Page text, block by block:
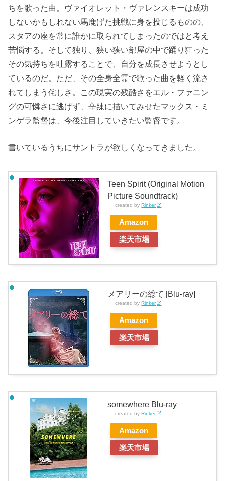
ちを歌った曲。ヴァイオレット・ヴァレンスキーは成功
しないかもしれない馬鹿げた挑戦に身を投じるものの、
スタアの座を常に誰かに取られてしまったのではと考え
苦悩する。そして独り、狭い狭い部屋の中で踊り狂った
その気持ちを吐露することで、自分を成長させようとし
ているのだ。ただ、その全身全霊で歌った曲を軽く流さ
れてしまう侘しさ。この現実の残酷さをエル・ファニン
グの可憐さに逃げず、辛辣に描いてみせたマックス・ミ
ンゲラ監督は、今後注目していきたい監督です。
書いているうちにサントラが欲しくなってきました。
Teen Spirit (Original Motion
Picture Soundtrack)
created byRinker
Amazon
楽天市場
メアリーの総て [Blu-ray]
created byRinker
Amazon
楽天市場
somewhere Blu-ray
created byRinker
Amazon
楽天市場